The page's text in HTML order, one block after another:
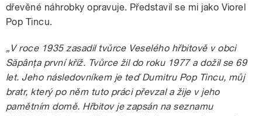
dřevěné náhrobky opravuje. Představil se mi jako Viorel
Pop Tincu.
„V roce 1935 zasadil tvůrce Veselého hřbitově v obci
Săpânţa první kříž. Tvůrce žil do roku 1977 a dožil se 69
let. Jeho následovníkem je teď Dumitru Pop Tincu, můj
bratr, který po něm tuto práci převzal a žije v jeho
pamětním domě. Hřbitov je zapsán na seznamu